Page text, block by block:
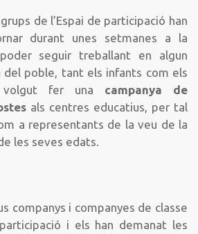
de l’Espai de participació han
durant unes setmanes a la
seguir treballant en algun
poble, tant els infants com els
volgut fer una campanya de
als centres educatius, per tal
a representants de la veu de la
les seves edats.
companys i companyes de classe
i els han demanat les